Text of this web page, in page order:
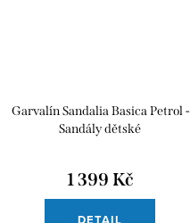
Garvalín Sandalia Basica Petrol -
Sandály dětské
1 399 Kč
DETAIL